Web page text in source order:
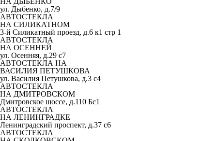
ул. Дыбенко, д.7/9
АВТОСТЕКЛА
НА СИЛИКАТНОМ
3-й Силикатный проезд, д.6 к1 стр 1
АВТОСТЕКЛА
НА ОСЕННЕЙ
ул. Осенняя, д.29 с7
АВТОСТЕКЛА НА
ВАСИЛИЯ ПЕТУШКОВА
ул. Василия Петушкова, д.3 с4
АВТОСТЕКЛА
НА ДМИТРОВСКОМ
Дмитровское шоссе, д.110 Бс1
АВТОСТЕКЛА
НА ЛЕНИНГРАДКЕ
Ленинградский проспект, д.37 c6
АВТОСТЕКЛА